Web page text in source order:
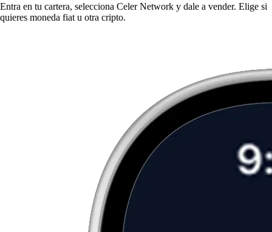
Entra en tu cartera, selecciona Celer Network y dale a vender. Elige si
quieres moneda fiat u otra cripto.